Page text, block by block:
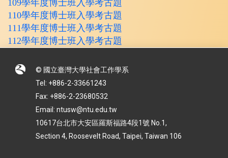
109學年度博士班入學考古題
110學年度博士班入學考古題
111學年度博士班入學考古題
112學年度博士班入學考古題
© 國立臺灣大學社會工作學系
Tel: +886-2-33661243
Fax: +886-2-23680532
Email: ntusw@ntu.edu.tw
10617台北市大安區羅斯福路4段1號 No.1,
Section 4, Roosevelt Road, Taipei, Taiwan 106